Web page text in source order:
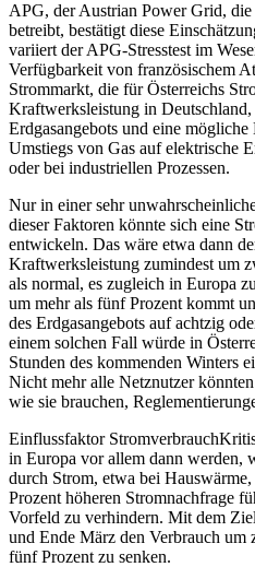
APG, der Austrian Power Grid,
betreibt, bestätigt diese
variiert der APG-Stresstest im
Verfügbarkeit von französischem
Strommarkt, die für Österreichs
Kraftwerksleistung in
Erdgasangebots und eine
Umstiegs von Gas auf elektrische
oder bei industriellen Prozessen.
Nur in einer sehr
dieser Faktoren könnte sich eine
entwickeln. Das wäre etwa dann
Kraftwerksleistung zumindest um
als normal, es zugleich in Europa
um mehr als fünf Prozent kommt
des Erdgasangebots auf achtzig
einem solchen Fall würde in
Stunden des kommenden Winters
Nicht mehr alle Netznutzer
wie sie brauchen,
Einflussfaktor Stromverbrauch
in Europa vor allem dann werden,
durch Strom, etwa bei
Prozent höheren Stromnachfrage
Vorfeld zu verhindern. Mit dem
und Ende März den Verbrauch um
fünf Prozent zu senken.